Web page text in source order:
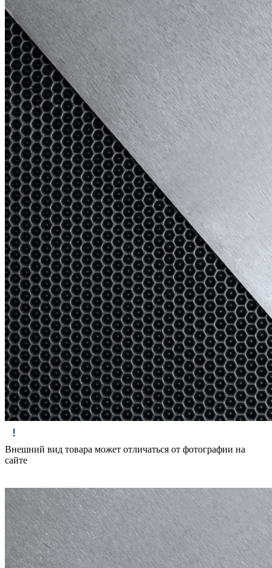
Внешний вид товара может отличаться от фотографии на
сайте